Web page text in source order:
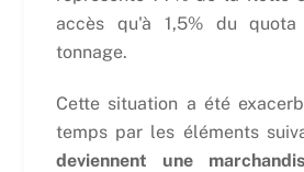
accès qu'à 1,5% du quota
tonnage.
Cette situation a été
temps par les éléments
deviennent une